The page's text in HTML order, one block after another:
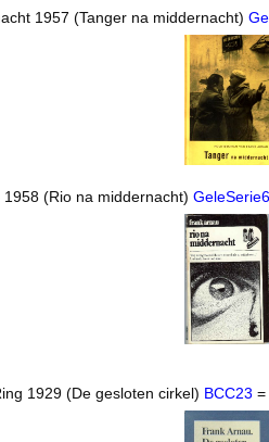
1957 (Tanger na middernacht)
(Rio na middernacht) GeleSerie6
1929 (De gesloten cirkel) BCC23 =